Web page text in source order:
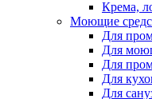
Крема,
Моющие
Для
Для
Для
Для
Для